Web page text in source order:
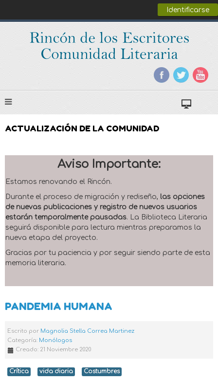
Identificarse
ACTUALIZACIÓN DE LA COMUNIDAD
Aviso Importante:
Estamos renovando el Rincón.
Durante el proceso de migración y rediseño, las opciones
de nuevas publicaciones y registro de nuevos usuarios
estarán temporalmente pausadas. La Biblioteca Literaria
seguirá disponible para lectura mientras preparamos la
nueva etapa del proyecto.
Gracias por tu paciencia y por seguir siendo parte de esta
memoria literaria.
PANDEMIA HUMANA
Escrito por Magnolia Stella Correa Martinez
Categoría: Monólogos
Creado: 21 Noviembre 2020
Crítica vida diaria Costumbres